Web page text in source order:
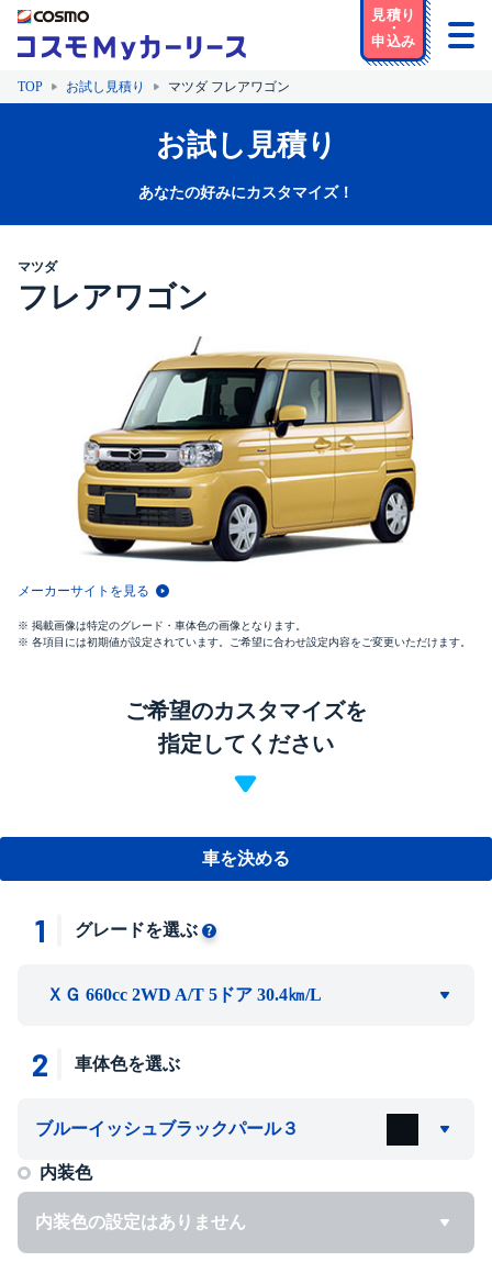
TOP お試し見積り マツダ フレアワゴン
お試し見積り
あなたの好みにカスタマイズ！
マツダ
フレアワゴン
メーカーサイトを見る
掲載画像は特定のグレード・車体色の画像となります。
各項目には初期値が設定されています。ご希望に合わせ設定内容をご変更いただけます。
ご希望のカスタマイズを
指定してください
車を決める
1 グレードを選ぶ
ＸＧ 660cc 2WD A/T 5ドア 30.4㎞/L
2 車体色を選ぶ
ブルーイッシュブラックパール３
内装色
内装色の設定はありません